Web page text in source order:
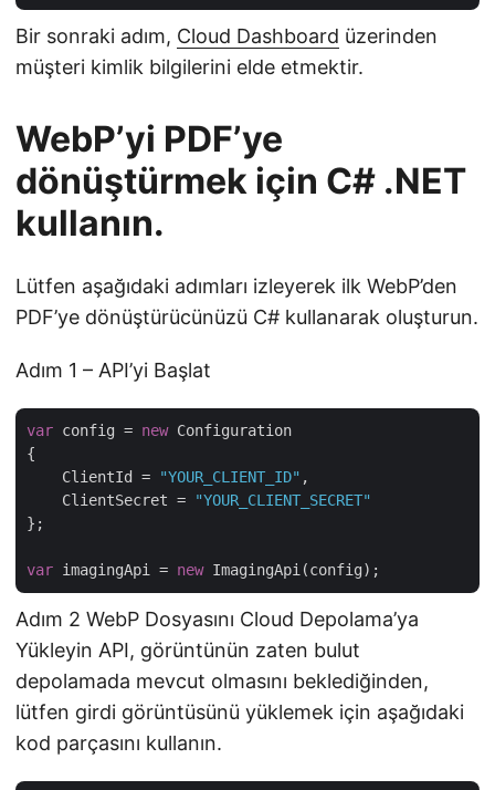
Bir sonraki adım, Cloud Dashboard üzerinden
müşteri kimlik bilgilerini elde etmektir.
WebP’yi PDF’ye
dönüştürmek için C# .NET
kullanın.
Lütfen aşağıdaki adımları izleyerek ilk WebP’den
PDF’ye dönüştürücünüzü C# kullanarak oluşturun.
Adım 1 – API’yi Başlat
var config = new Configuration
{
    ClientId =
"YOUR_CLIENT_ID" ,
    ClientSecret =
"YOUR_CLIENT_SECRET"
};
var imagingApi = new
Adım 2 WebP Dosyasını Cloud Depolama’ya
Yükleyin API, görüntünün zaten bulut
depolamada mevcut olmasını beklediğinden,
lütfen girdi görüntüsünü yüklemek için aşağıdaki
kod parçasını kullanın.